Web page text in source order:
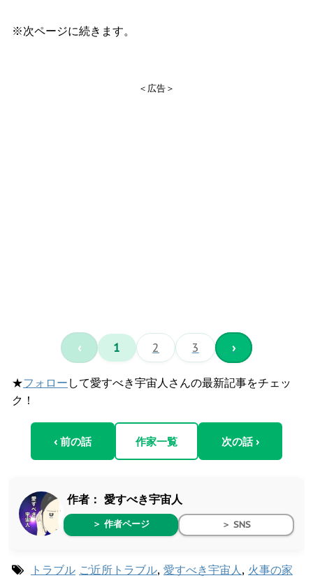
※次ページに続きます。
＜広告＞
‹ 1 2 3 ›
★フォロー して愛すべき宇宙人さんの最新記事をチェッ
ク！
‹ 前の話 作家一覧 次の話 ›
作者： 愛すべき宇宙人
＞ 作者ページ ＞ SNS
トラブル ご近所トラブル, 愛すべき宇宙人 , 火事の家